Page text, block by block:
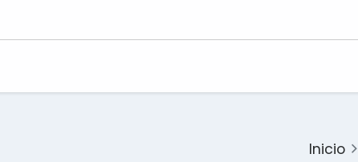
Inicio